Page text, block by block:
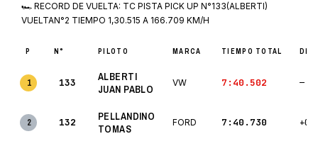
🏎 RECORD DE VUELTA: TC PISTA PICK UP N°133(ALBERTI)
VUELTAN°2 TIEMPO 1,30.515 A 166.709 KM/H
P N° PILOTO MARCA TIEMPO TOTAL DIF.
1 133
ALBERTI
JUAN PABLO
VW 7:40.502 —
2 132
PELLANDINO
TOMAS
FORD 7:40.730